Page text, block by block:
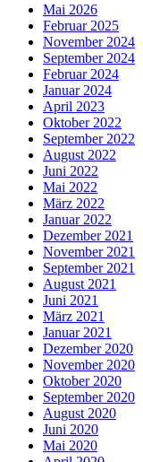
Mai 2026
Februar 2025
November 2024
September 2024
Februar 2024
Januar 2024
April 2023
Oktober 2022
September 2022
August 2022
Juni 2022
Mai 2022
März 2022
Januar 2022
Dezember 2021
November 2021
September 2021
August 2021
Juni 2021
März 2021
Januar 2021
Dezember 2020
November 2020
Oktober 2020
September 2020
August 2020
Juni 2020
Mai 2020